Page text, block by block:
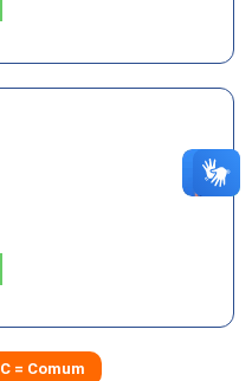
C = Comum